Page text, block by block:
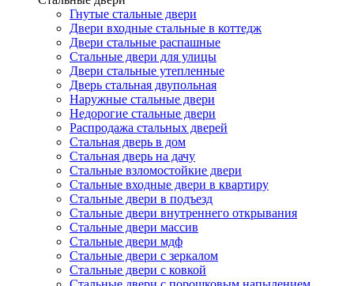
Гнутые стальные двери
Двери входные стальные в коттедж
Двери стальные распашные
Стальные двери для улицы
Двери стальные утепленные
Дверь стальная двупольная
Наружные стальные двери
Недорогие стальные двери
Распродажа стальных дверей
Стальная дверь в дом
Стальная дверь на дачу
Стальные взломостойкие двери
Стальные входные двери в квартиру
Стальные двери в подъезд
Стальные двери внутреннего открывания
Стальные двери массив
Стальные двери мдф
Стальные двери с зеркалом
Стальные двери с ковкой